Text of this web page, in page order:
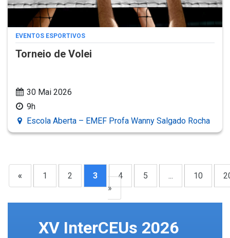
EVENTOS ESPORTIVOS
Torneio de Volei
30 Mai 2026
9h
Escola Aberta – EMEF Profa Wanny Salgado Rocha
« 1 2 3 4 5 ... 10
»
XV InterCEUs 2026